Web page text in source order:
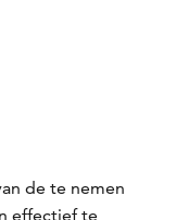
de te nemen
effectief te